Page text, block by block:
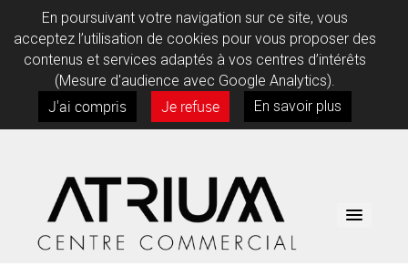
En poursuivant votre navigation sur ce site, vous
acceptez l’utilisation de cookies pour vous proposer des
contenus et services adaptés à vos centres d’intérêts
(Mesure d'audience avec Google Analytics).
J'ai compris Je refuse En savoir plus